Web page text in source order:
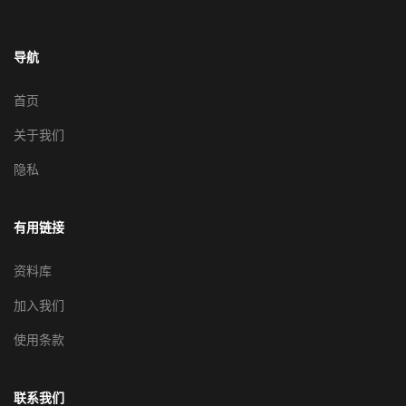
导航
首页
关于我们
隐私
有用链接
资料库
加入我们
使用条款
联系我们